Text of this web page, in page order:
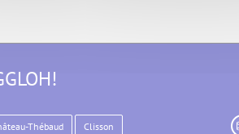
Thébaud Clisson